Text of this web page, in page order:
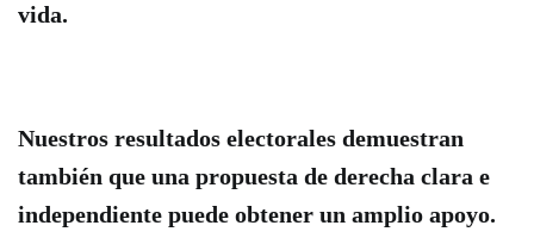
vida.
Nuestros resultados electorales demuestran
también que una propuesta de derecha clara e
independiente puede obtener un amplio apoyo.